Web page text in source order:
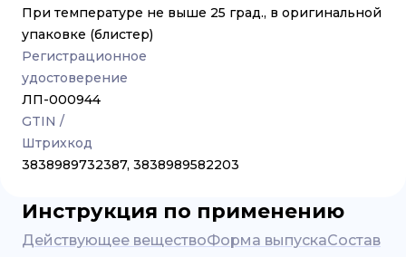
При температуре не выше 25 град., в оригинальной
упаковке (блистер)
Регистрационное
удостоверение
ЛП-000944
GTIN /
Штрихкод
3838989732387, 3838989582203
Инструкция по применению
Действующее веществоФорма выпускаСостав